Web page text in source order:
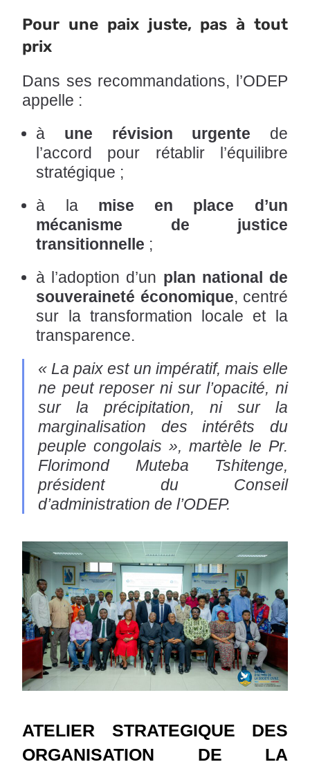
Pour une paix juste, pas à tout
prix
Dans ses recommandations, l’ODEP
appelle :
à une révision urgente de
l’accord pour rétablir l’équilibre
stratégique ;
à la mise en place d’un
mécanisme de justice
transitionnelle ;
à l’adoption d’un plan national de
souveraineté économique, centré
sur la transformation locale et la
transparence.
« La paix est un impératif, mais elle
ne peut reposer ni sur l’opacité, ni
sur la précipitation, ni sur la
marginalisation des intérêts du
peuple congolais », martèle le Pr.
Florimond Muteba Tshitenge,
président du Conseil
d’administration de l’ODEP.
ATELIER STRATEGIQUE DES
ORGANISATION DE LA